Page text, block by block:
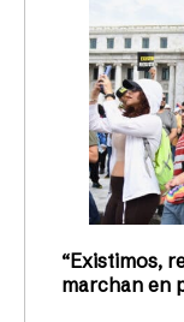
“Existimos,
marchan en